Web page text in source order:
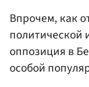
Впрочем, как
политической
оппозиция в
особой